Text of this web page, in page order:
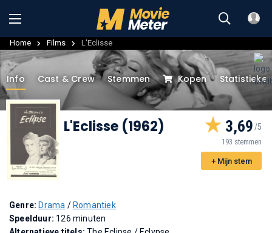
Home Films L'Eclisse
Info Cast & Crew Stemmen Kopen
L'Eclisse (1962) 3,69
193 stemmen
+ Mijn stem
Genre: Drama / Romantiek
Speelduur: 126 minuten